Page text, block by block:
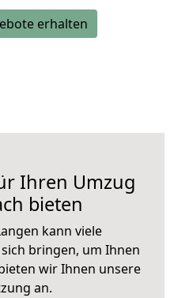
erhalten
Ihren Umzug
bieten
kann viele
bringen, um Ihnen
wir Ihnen unsere
an.